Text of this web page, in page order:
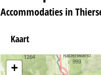
Accommodaties in
Kaart
+